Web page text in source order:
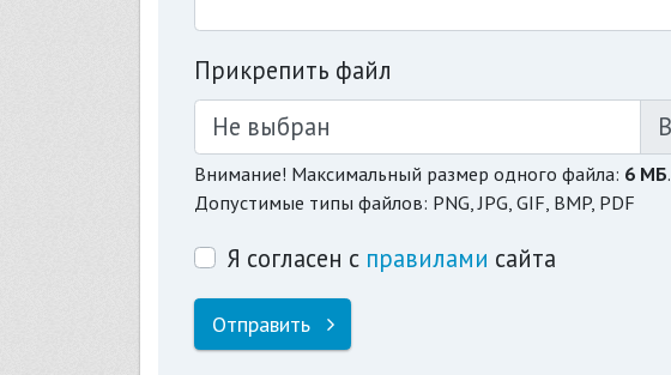
Прикрепить файл
Не выбран
Внимание! Максимальный размер одного файла: 6 МБ.
Допустимые типы файлов: PNG, JPG, GIF, BMP, PDF
Я согласен с правилами сайта
Отправить